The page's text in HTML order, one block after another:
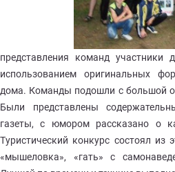
представления команд
использованием оригинальных
дома. Команды подошли с большой
Были представлены
газеты, с юмором рассказано о
Туристический конкурс состоял из
«мышеловка», «гать» с